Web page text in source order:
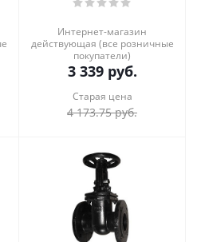
Интернет-магазин
действующая (все розничные
покупатели)
3 339руб.
Старая цена
4 173.75руб.